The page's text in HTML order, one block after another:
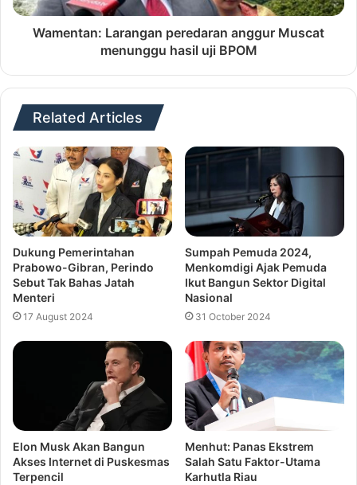
Wamentan: Larangan peredaran anggur Muscat
menunggu hasil uji BPOM
Related Articles
Dukung Pemerintahan
Prabowo-Gibran, Perindo
Sebut Tak Bahas Jatah
Menteri
17 August 2024
Sumpah Pemuda 2024,
Menkomdigi Ajak Pemuda
Ikut Bangun Sektor Digital
Nasional
31 October 2024
Elon Musk Akan Bangun
Akses Internet di Puskesmas
Terpencil
Menhut: Panas Ekstrem
Salah Satu Faktor-Utama
Karhutla Riau